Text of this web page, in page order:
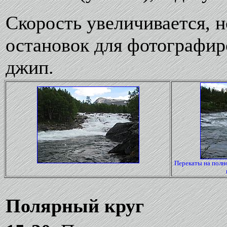
Скорость увеличивается,
остановок для
джип.
Перекаты на
Полярный круг